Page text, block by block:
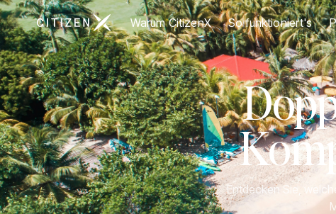
Zur Startseite von CitizenXWarum CitizenX So funktioniert's
Entdecken Sie,